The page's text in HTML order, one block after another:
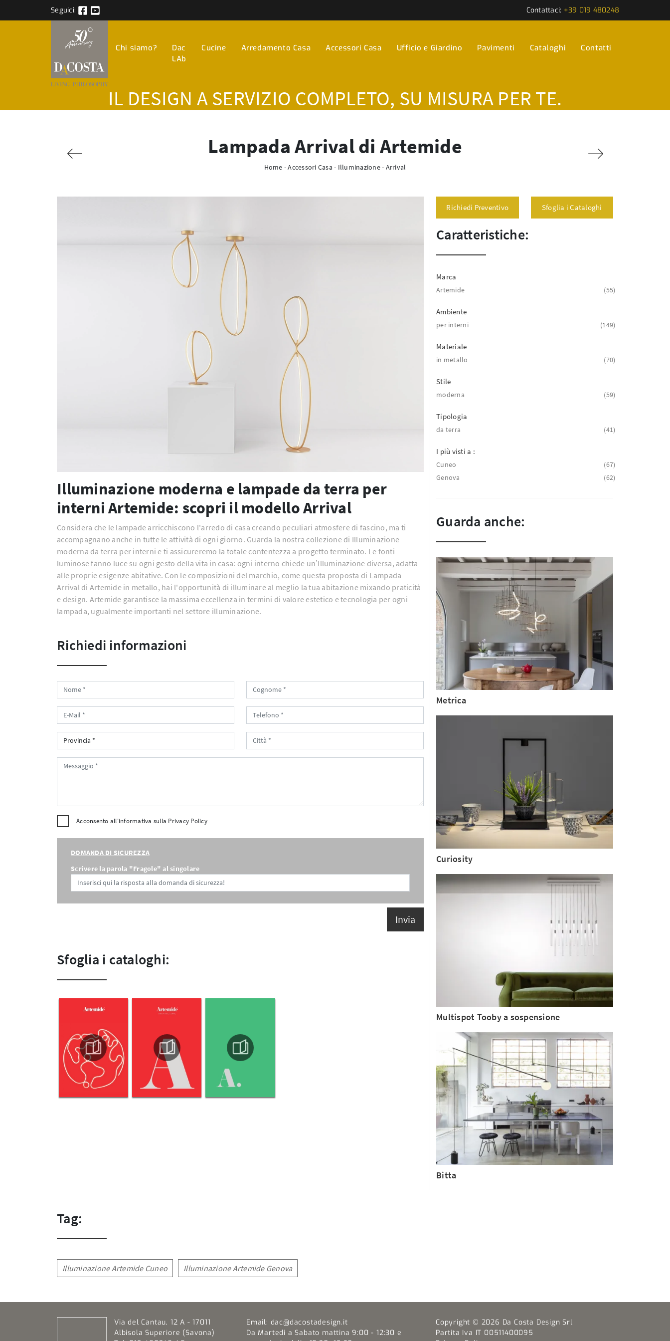
Seguici: Contattaci: +39 019 480248
Chi siamo?
Dac
LAb
Cucine Arredamento Casa Accessori Casa Ufficio e Giardino Pavimenti Cataloghi Contatti
IL DESIGN A SERVIZIO COMPLETO, SU MISURA PER TE.
Lampada Arrival di Artemide
Home -Accessori Casa - Illuminazione- Arrival
Illuminazione moderna e lampade da terra per
interni Artemide: scopri il modello Arrival
Considera che le lampade arricchiscono l'arredo di casa creando peculiari atmosfere di fascino, ma ti
accompagnano anche in tutte le attività di ogni giorno. Guarda la nostra collezione di Illuminazione
moderna da terra per interni e ti assicureremo la totale contentezza a progetto terminato. Le fonti
luminose fanno luce su ogni gesto della vita in casa: ogni interno chiede un’Illuminazione diversa, adatta
alle proprie esigenze abitative. Con le composizioni del marchio, come questa proposta di Lampada
Arrival di Artemide in metallo, hai l'opportunità di illuminare al meglio la tua abitazione mixando praticità
e design. Artemide garantisce la massima eccellenza in termini di valore estetico e tecnologia per ogni
lampada, ugualmente importanti nel settore illuminazione.
Richiedi informazioni
Acconsento all'informativa sulla Privacy Policy
DOMANDA DI SICUREZZA
Scrivere la parola "Fragole" al singolare
Invia
Sfoglia i cataloghi:
Richiedi Preventivo Sfoglia i Cataloghi
Caratteristiche:
Marca
Artemide 55
Ambiente
per interni 149
Materiale
in metallo 70
Stile
moderna 59
Tipologia
da terra 41
I più visti a :
Cuneo
67
Genova
62
Guarda anche:
Metrica
Curiosity
Multispot Tooby a sospensione
Bitta
Tag:
Illuminazione Artemide Cuneo Illuminazione Artemide Genova
Via del Cantau, 12 A - 17011
Albisola Superiore (Savona)
Email: dac@dacostadesign.it
Da Martedi a Sabato mattina 9:00 - 12:30 e
Copyright © 2026 Da Costa Design Srl
Partita Iva IT 00511400095